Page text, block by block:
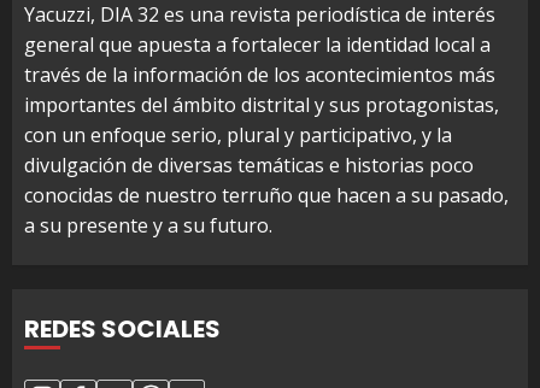
Yacuzzi, DIA 32 es una revista periodística de interés
general que apuesta a fortalecer la identidad local a
través de la información de los acontecimientos más
importantes del ámbito distrital y sus protagonistas,
con un enfoque serio, plural y participativo, y la
divulgación de diversas temáticas e historias poco
conocidas de nuestro terruño que hacen a su pasado,
a su presente y a su futuro.
REDES SOCIALES